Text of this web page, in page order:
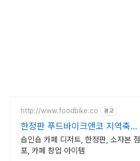
http://www.foodbike.co 광고
한정판 푸드바이크앤코 지역축제
행사,백화점등 가능
숍인숍 카페 디저트, 한정판, 소자본 점
포, 카페 창업 아이템